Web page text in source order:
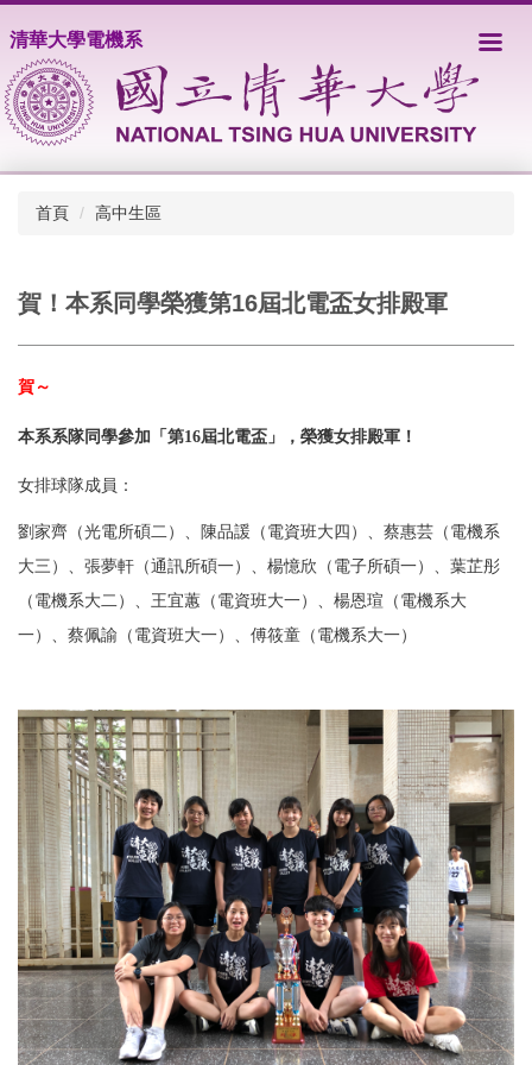
到
主
要
內
容
清華大學電機系
首頁 高中生區
賀！本系同學榮獲第16屆北電盃女排殿軍
賀～
本系系隊同學參加「第16屆北電盃 」，榮獲女排殿軍！
女排球隊成員：
劉家齊（光電所碩二）、陳品諼（電資班大四）、蔡惠芸（電機系
大三）、張夢軒（通訊所碩一）、楊憶欣（電子所碩一）、葉芷彤
（電機系大二）、王宜蕙（電資班大一）、楊恩瑄（電機系大
一）、蔡佩諭（電資班大一）、傅筱童（電機系大一）